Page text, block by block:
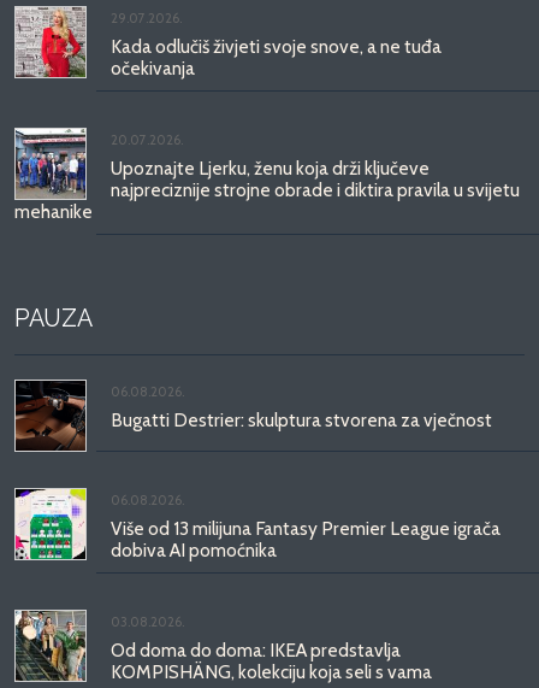
29.07.2026.
Kada odlučiš živjeti svoje snove, a ne tuđa
očekivanja
20.07.2026.
Upoznajte Ljerku, ženu koja drži ključeve
najpreciznije strojne obrade i diktira pravila u svijetu
mehanike
PAUZA
06.08.2026.
Bugatti Destrier: skulptura stvorena za vječnost
06.08.2026.
Više od 13 milijuna Fantasy Premier League igrača
dobiva AI pomoćnika
03.08.2026.
Od doma do doma: IKEA predstavlja
KOMPISHÄNG, kolekciju koja seli s vama